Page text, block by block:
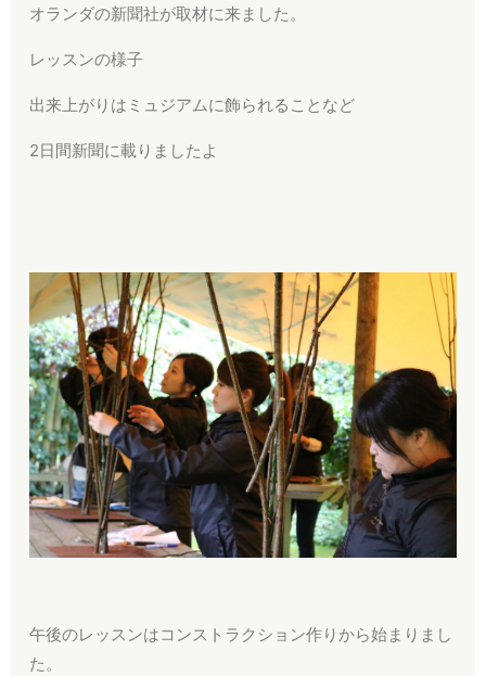
オランダの新聞社が取材に来ました。
レッスンの様子
出来上がりはミュジアムに飾られることなど
2日間新聞に載りましたよ
午後のレッスンはコンストラクション作りから始まりまし
た。